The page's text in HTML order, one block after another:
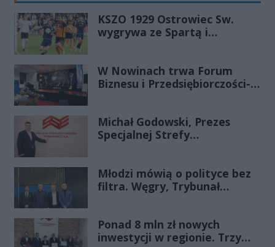
KSZO 1929 Ostrowiec Sw.
wygrywa ze Spartą i
W Nowinach trwa Forum
Biznesu i Przedsiębiorczości-
Michał Godowski, Prezes
Specjalnej Strefy
Porannej Rozmowy Radia
Rekord Świętokrzyskie
Młodzi mówią o polityce bez
filtra. Węgry, Trybunał
zmienia zasady gry
Ponad 8 mln zł nowych
inwestycji w regionie. Trzy